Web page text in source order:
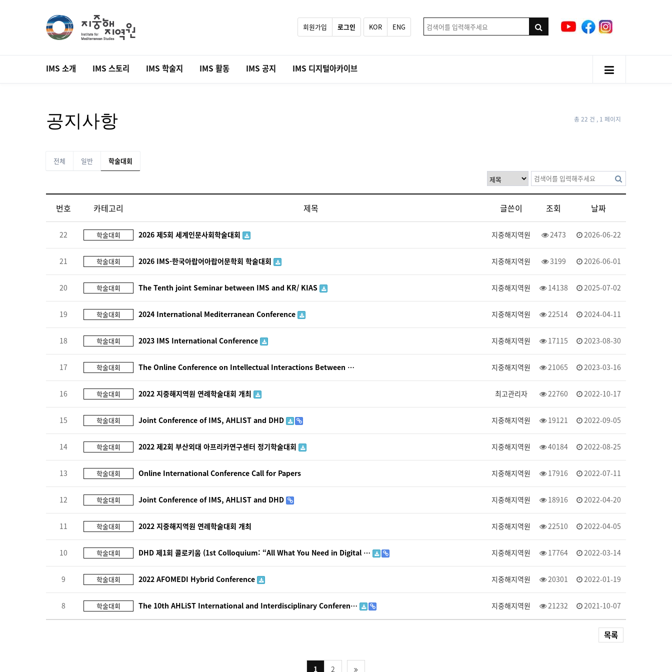
회원가입 로그인 KOR ENG
IMS 소개 IMS 스토리 IMS 학술지 IMS 활동 IMS 공지 IMS 디지털아카이브
공지사항 총 22 건 , 1 페이지
전체 일반 학술대회
번호 카테고리 제목 글쓴이 조회 날짜
22 학술대회 2026 제5회 세계인문사회학술대회 지중해지역원 2473 2026-06-22
21 학술대회 2026 IMS-한국아랍어아랍어문학회 학술대회 지중해지역원 3199 2026-06-01
20 학술대회 The Tenth joint Seminar between IMS and KR/ KIAS 지중해지역원 14138 2025-07-02
19 학술대회 2024 International Mediterranean Conference 지중해지역원 22514 2024-04-11
18 학술대회 2023 IMS International Conference 지중해지역원 17115 2023-08-30
17 학술대회 The Online Conference on Intellectual Interactions Between … 지중해지역원 21065 2023-03-16
16 학술대회 2022 지중해지역원 연례학술대회 개최 최고관리자 22760 2022-10-17
15 학술대회 Joint Conference of IMS, AHLIST and DHD 지중해지역원 19121 2022-09-05
14 학술대회 2022 제2회 부산외대 아프리카연구센터 정기학술대회 지중해지역원 40184 2022-08-25
13 학술대회 Online International Conference Call for Papers 지중해지역원 17916 2022-07-11
12 학술대회 Joint Conference of IMS, AHLIST and DHD 지중해지역원 18916 2022-04-20
11 학술대회 2022 지중해지역원 연례학술대회 개최 지중해지역원 22510 2022-04-05
10 학술대회 DHD 제1회 콜로키움 (1st Colloquium: “All What You Need in Digital … 지중해지역원 17764 2022-03-14
9 학술대회 2022 AFOMEDI Hybrid Conference 지중해지역원 20301 2022-01-19
8 학술대회 The 10th AHLiST International and Interdisciplinary Conferen… 지중해지역원 21232 2021-10-07
목록
1 2